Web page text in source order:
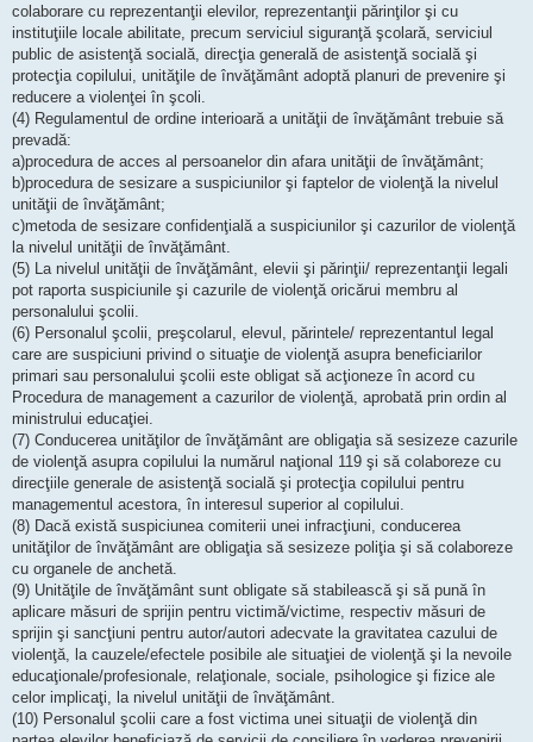
colaborare cu reprezentanţii elevilor, reprezentanţii părinţilor şi cu
instituţiile locale abilitate, precum serviciul siguranţă şcolară, serviciul
public de asistenţă socială, direcţia generală de asistenţă socială şi
protecţia copilului, unităţile de învăţământ adoptă planuri de prevenire şi
reducere a violenţei în şcoli.
(4) Regulamentul de ordine interioară a unităţii de învăţământ trebuie să
prevadă:
a)procedura de acces al persoanelor din afara unităţii de învăţământ;
b)procedura de sesizare a suspiciunilor şi faptelor de violenţă la nivelul
unităţii de învăţământ;
c)metoda de sesizare confidenţială a suspiciunilor şi cazurilor de violenţă
la nivelul unităţii de învăţământ.
(5) La nivelul unităţii de învăţământ, elevii şi părinţii/ reprezentanţii legali
pot raporta suspiciunile şi cazurile de violenţă oricărui membru al
personalului şcolii.
(6) Personalul şcolii, preşcolarul, elevul, părintele/ reprezentantul legal
care are suspiciuni privind o situaţie de violenţă asupra beneficiarilor
primari sau personalului şcolii este obligat să acţioneze în acord cu
Procedura de management a cazurilor de violenţă, aprobată prin ordin al
ministrului educaţiei.
(7) Conducerea unităţilor de învăţământ are obligaţia să sesizeze cazurile
de violenţă asupra copilului la numărul naţional 119 şi să colaboreze cu
direcţiile generale de asistenţă socială şi protecţia copilului pentru
managementul acestora, în interesul superior al copilului.
(8) Dacă există suspiciunea comiterii unei infracţiuni, conducerea
unităţilor de învăţământ are obligaţia să sesizeze poliţia şi să colaboreze
cu organele de anchetă.
(9) Unităţile de învăţământ sunt obligate să stabilească şi să pună în
aplicare măsuri de sprijin pentru victimă/victime, respectiv măsuri de
sprijin şi sancţiuni pentru autor/autori adecvate la gravitatea cazului de
violenţă, la cauzele/efectele posibile ale situaţiei de violenţă şi la nevoile
educaţionale/profesionale, relaţionale, sociale, psihologice şi fizice ale
celor implicaţi, la nivelul unităţii de învăţământ.
(10) Personalul şcolii care a fost victima unei situaţii de violenţă din